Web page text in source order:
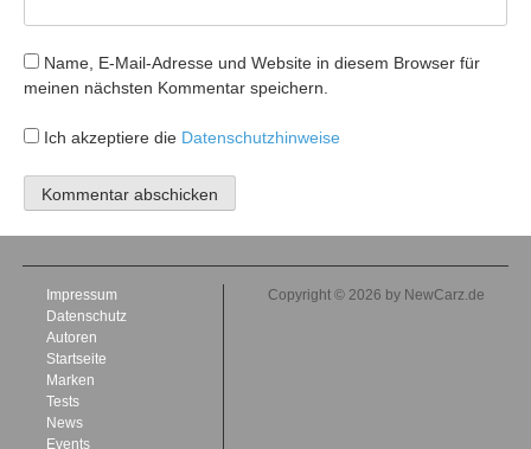
Name, E-Mail-Adresse und Website in diesem Browser für
meinen nächsten Kommentar speichern.
Ich akzeptiere die Datenschutzhinweise
Impressum
Datenschutz
Autoren
Startseite
Marken
Tests
News
Events
Copyright © 2026 by NewCarz.de